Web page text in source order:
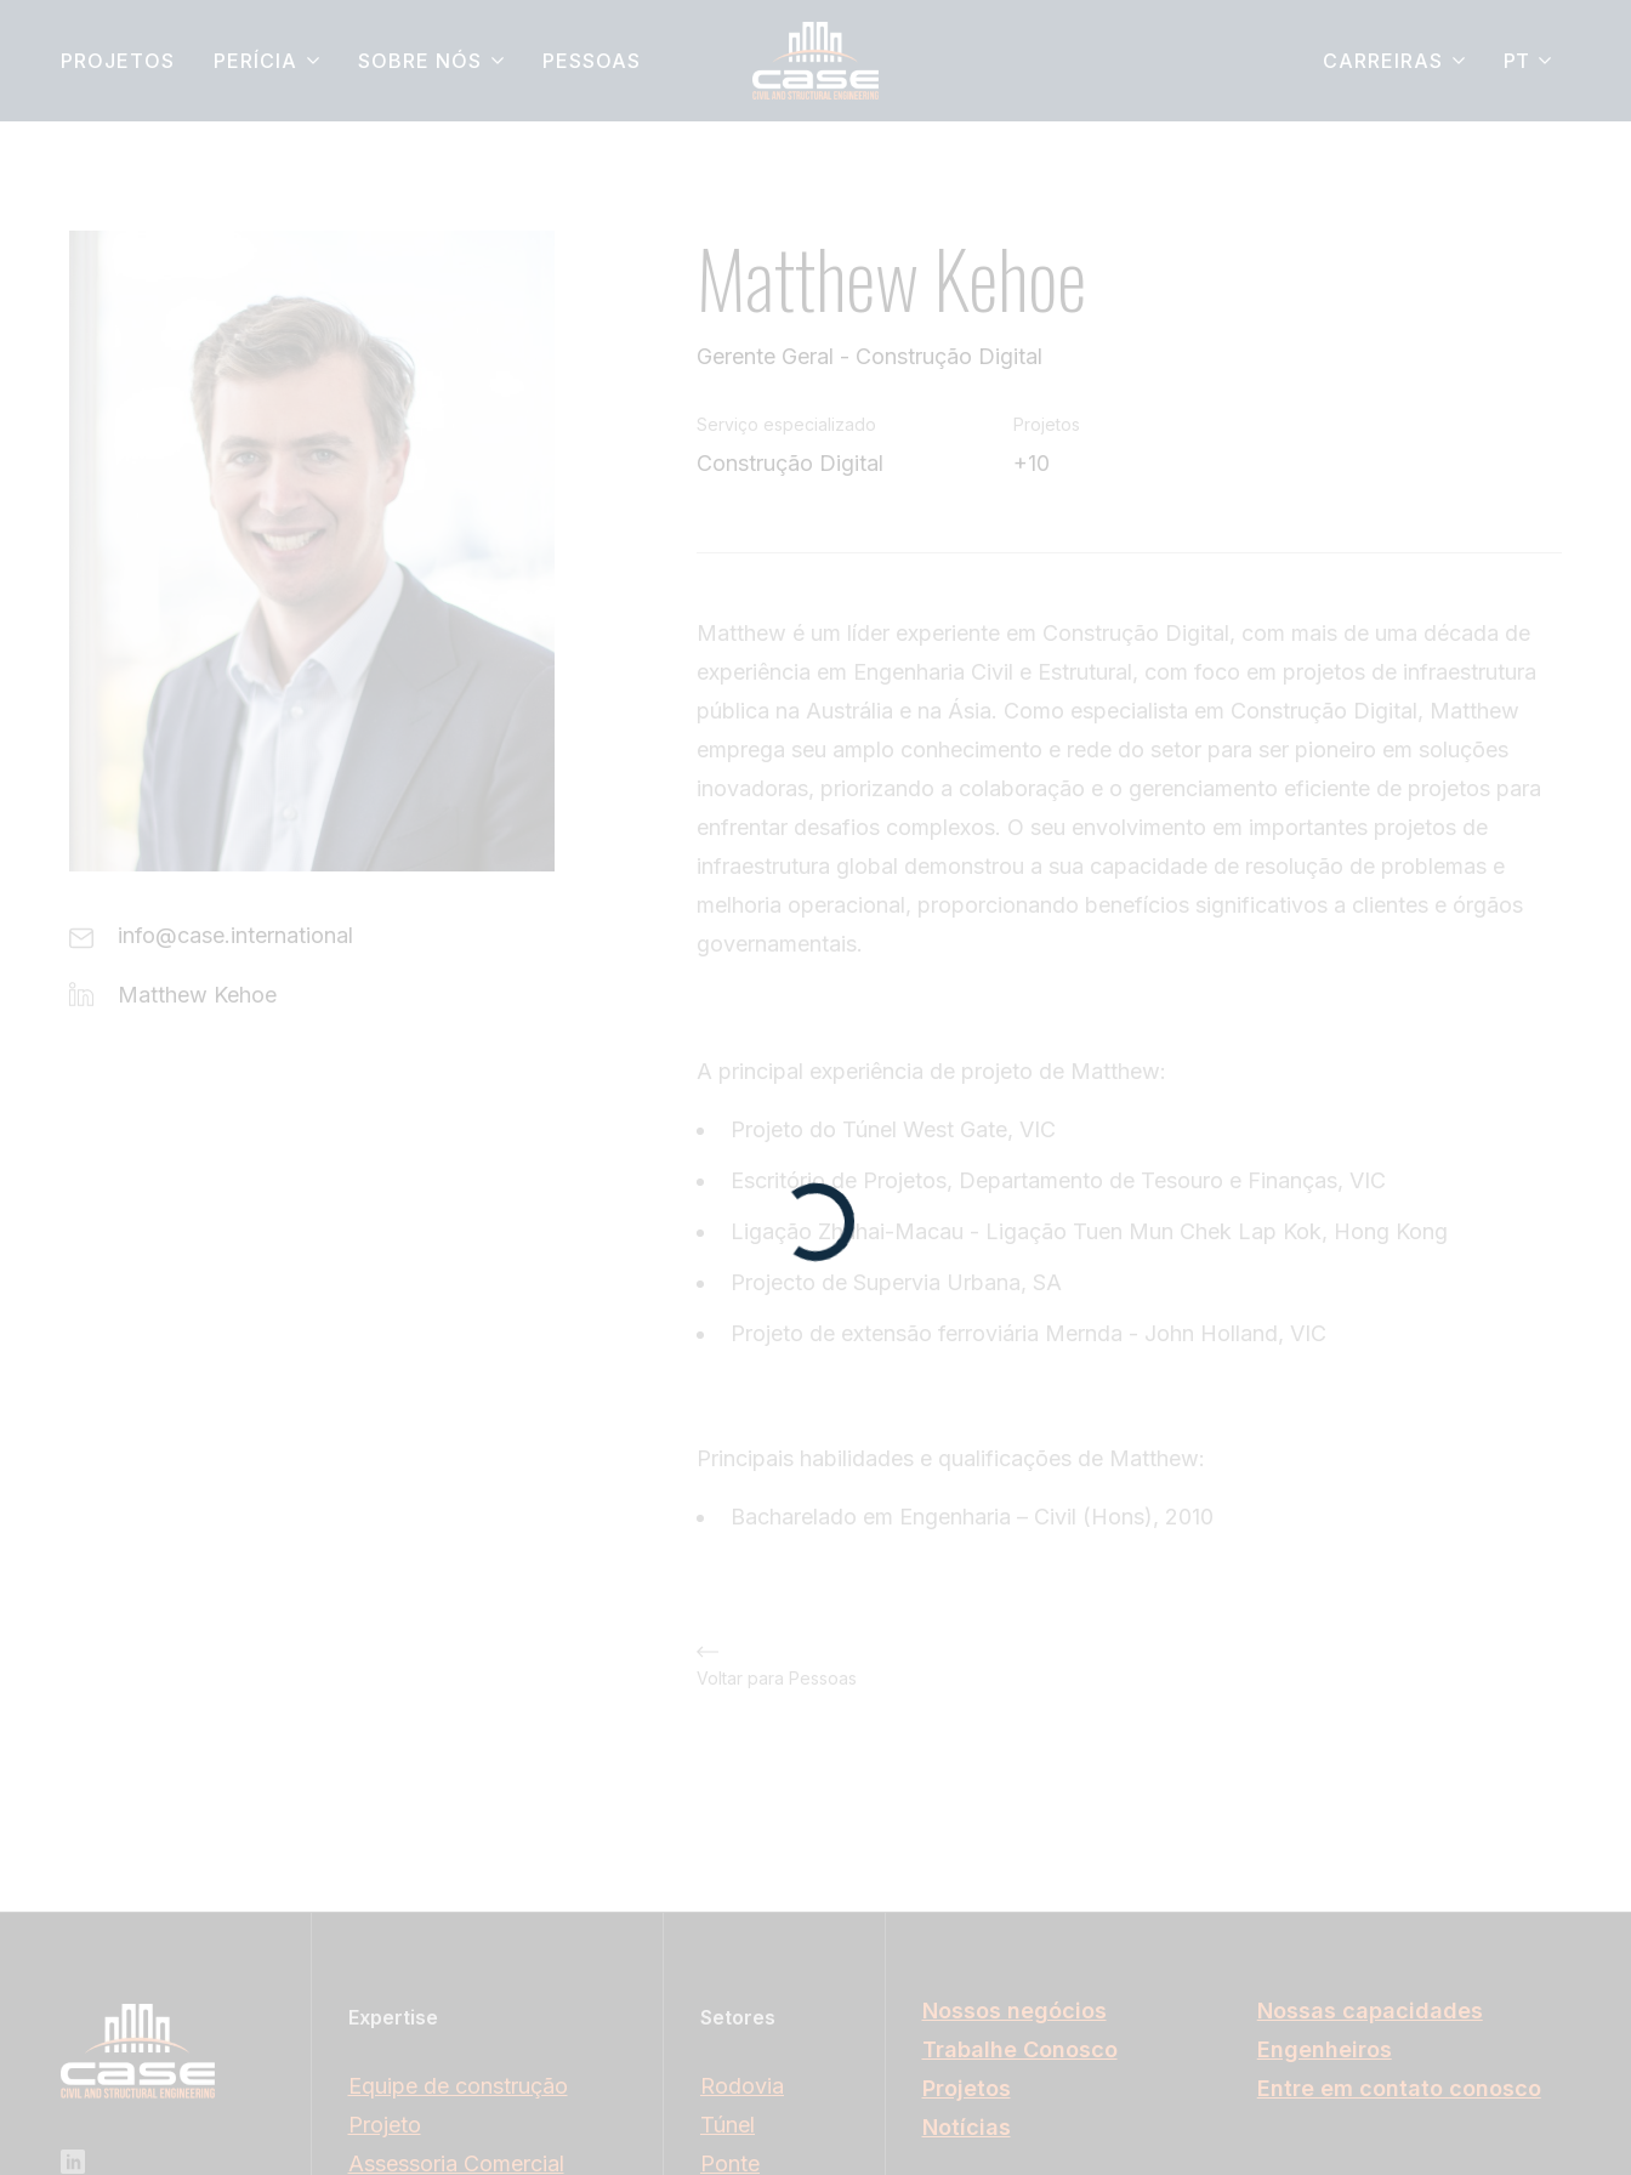
PROJETOS PERÍCIA SOBRE NÓS PESSOAS CARREIRAS PT
info@case.international
Matthew Kehoe
Matthew Kehoe
Gerente Geral - Construção Digital
Serviço especializado
Construção Digital
Projetos
+10
Matthew é um líder experiente em Construção Digital, com mais de uma década de
experiência em Engenharia Civil e Estrutural, com foco em projetos de infraestrutura
pública na Austrália e na Ásia. Como especialista em Construção Digital, Matthew
emprega seu amplo conhecimento e rede do setor para ser pioneiro em soluções
inovadoras, priorizando a colaboração e o gerenciamento eficiente de projetos para
enfrentar desafios complexos. O seu envolvimento em importantes projetos de
infraestrutura global demonstrou a sua capacidade de resolução de problemas e
melhoria operacional, proporcionando benefícios significativos a clientes e órgãos
governamentais.
A principal experiência de projeto de Matthew:
Projeto do Túnel West Gate, VIC
Escritório de Projetos, Departamento de Tesouro e Finanças, VIC
Ligação Zhuhai-Macau - Ligação Tuen Mun Chek Lap Kok, Hong Kong
Projecto de Supervia Urbana, SA
Projeto de extensão ferroviária Mernda - John Holland, VIC
Principais habilidades e qualificações de Matthew:
Bacharelado em Engenharia – Civil (Hons), 2010
Voltar para Pessoas
Expertise
Equipe de construção
Projeto
Assessoria Comercial
Setores
Rodovia
Túnel
Ponte
Nossos negócios
Trabalhe Conosco
Projetos
Notícias
Nossas capacidades
Engenheiros
Entre em contato conosco